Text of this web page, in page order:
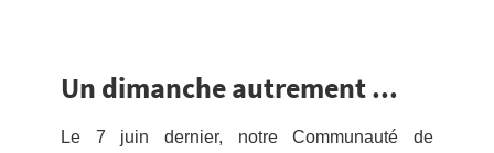
Un dimanche autrement ...
Le 7 juin dernier, notre Communauté de